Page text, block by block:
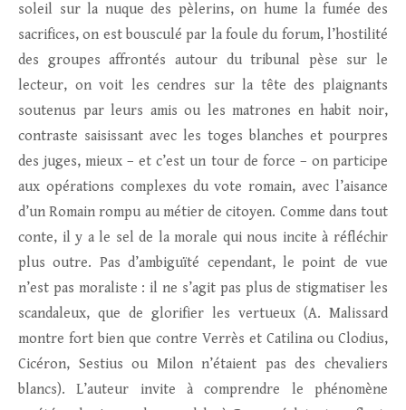
soleil sur la nuque des pèlerins, on hume la fumée des
sacrifices, on est bousculé par la foule du forum, l’hostilité
des groupes affrontés autour du tribunal pèse sur le
lecteur, on voit les cendres sur la tête des plaignants
soutenus par leurs amis ou les matrones en habit noir,
contraste saisissant avec les toges blanches et pourpres
des juges, mieux – et c’est un tour de force – on participe
aux opérations complexes du vote romain, avec l’aisance
d’un Romain rompu au métier de citoyen. Comme dans tout
conte, il y a le sel de la morale qui nous incite à réfléchir
plus outre. Pas d’ambiguïté cependant, le point de vue
n’est pas moraliste : il ne s’agit pas plus de stigmatiser les
scandaleux, que de glorifier les vertueux (A. Malissard
montre fort bien que contre Verrès et Catilina ou Clodius,
Cicéron, Sestius ou Milon n’étaient pas des chevaliers
blancs). L’auteur invite à comprendre le phénomène